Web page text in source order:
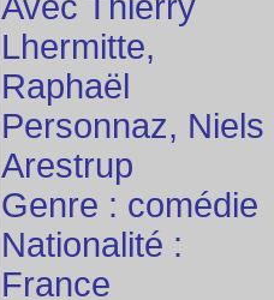
Lhermitte,
Raphaël
Personnaz, Niels
Arestrup
Genre : comédie
Nationalité :
France